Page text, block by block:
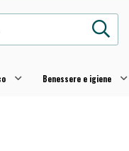
Benessere e igiene